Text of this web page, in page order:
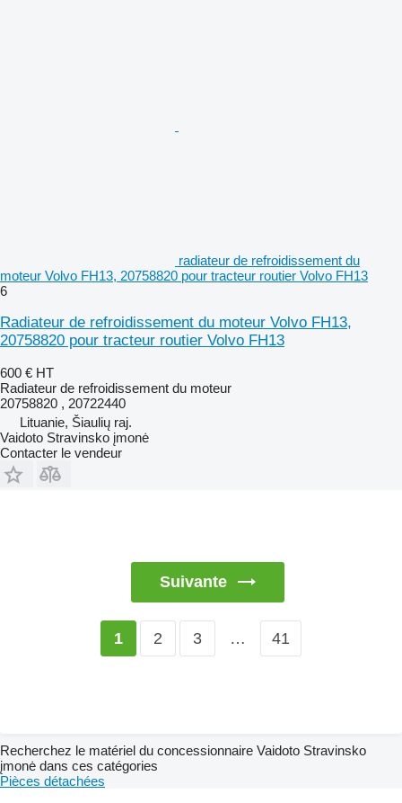
radiateur de refroidissement du
moteur Volvo FH13, 20758820 pour tracteur routier Volvo FH13
6
Radiateur de refroidissement du moteur Volvo FH13,
20758820 pour tracteur routier Volvo FH13
600 € HT
Radiateur de refroidissement du moteur
20758820 , 20722440
Lituanie, Šiaulių raj.
Vaidoto Stravinsko įmonė
Contacter le vendeur
Suivante
1 2 3 … 41
Recherchez le matériel du concessionnaire Vaidoto Stravinsko
įmonė dans ces catégories
Pièces détachées